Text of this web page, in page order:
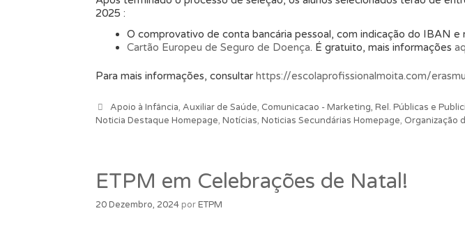
2025 :
O comprovativo de conta bancária pessoal, com indicação do IBAN e
Cartão Europeu de Seguro de Doença. É gratuito, mais informações
Para mais informações, consultar https://escolaprofissionalmoita.com/
Categorias
Apoio à Infância, Auxiliar de Saúde, Comunicacao - Marketing, Rel. Públicas e
Noticia Destaque Homepage, Notícias, Noticias Secundárias Homepage, Organização
ETPM em Celebrações de Natal!
20 Dezembro, 2024 porETPM